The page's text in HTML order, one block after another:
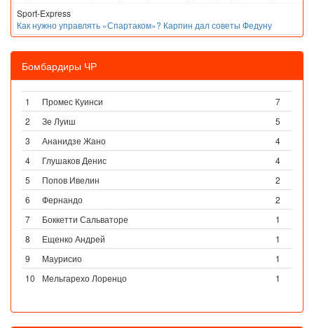
Sport-Express
Как нужно управлять «Спартаком»? Карпин дал советы Федуну
Бомбардиры ЧР
1 Промес Куинси
7
2
Зе Луиш
5
3
Ананидзе Жано
4
4
Глушаков Денис
4
5
Попов Ивелин
2
6
Фернандо
2
7
Боккетти Сальваторе
1
8
Ещенко Андрей
1
9
Маурисио
1
10
Мельгарехо Лоренцо 1